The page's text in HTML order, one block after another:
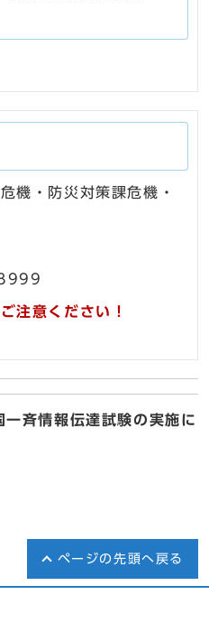
機・防災対策課危機・
注意ください！
斉情報伝達試験の実施に
ページの先頭へ戻る